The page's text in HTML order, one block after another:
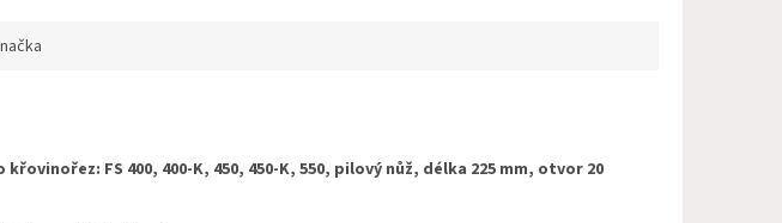
křovinořez: FS 400, 400-K, 450, 450-K, 550, pilový nůž, délka 225 mm, otvor 20